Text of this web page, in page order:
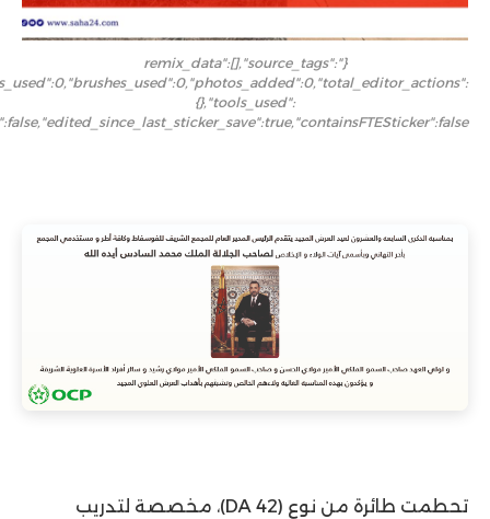
{"remix_data":[],"source_tags":
{},"tools_used":
تحطمت طائرة من نوع (DA 42)، مخصصة لتدريب